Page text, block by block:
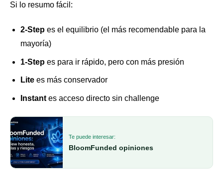
Si lo resumo fácil:
2-Stepes el equilibrio (el más recomendable para la
mayoría)
1-Stepes para ir rápido, pero con más presión
Litees más conservador
Instantes acceso directo sin challenge
Te puede interesar:
BloomFunded opiniones